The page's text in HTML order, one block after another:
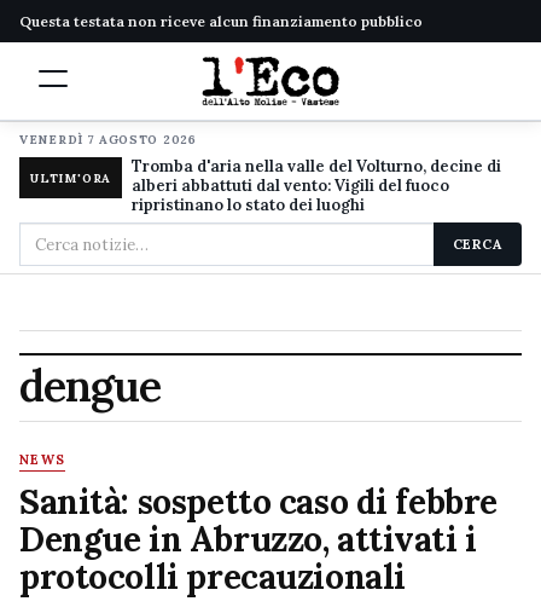
Questa testata non riceve alcun finanziamento pubblico
VENERDÌ 7 AGOSTO 2026
ULTIM'ORA
Tromba d'aria nella valle del Volturno, decine di
alberi abbattuti dal vento: Vigili del fuoco
ripristinano lo stato dei luoghi
Cerca
nel
CERCA
dengue
NEWS
Sanità: sospetto caso di febbre
Dengue in Abruzzo, attivati i
protocolli precauzionali